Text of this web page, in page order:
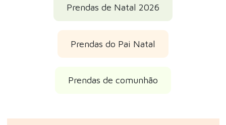
Prendas de Natal 2026
Prendas do Pai Natal
Prendas de comunhão